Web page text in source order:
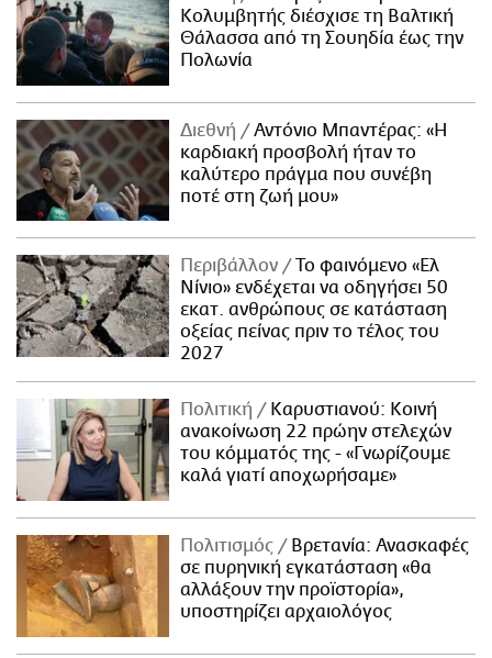
Κολυμβητής διέσχισε τη Βαλτική
Θάλασσα από τη Σουηδία έως την
Πολωνία
Διεθνή
Αντόνιο Μπαντέρας: «Η
καρδιακή προσβολή ήταν το
καλύτερο πράγμα που συνέβη
ποτέ στη ζωή μου»
Περιβάλλον
Το φαινόμενο «Ελ
Νίνιο» ενδέχεται να οδηγήσει 50
εκατ. ανθρώπους σε κατάσταση
οξείας πείνας πριν το τέλος του
2027
Πολιτική
Καρυστιανού: Κοινή
ανακοίνωση 22 πρώην στελεχών
του κόμματός της - «Γνωρίζουμε
καλά γιατί αποχωρήσαμε»
Πολιτισμός
Βρετανία: Ανασκαφές
σε πυρηνική εγκατάσταση «θα
αλλάξουν την προϊστορία»,
υποστηρίζει αρχαιολόγος